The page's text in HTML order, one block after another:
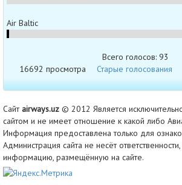
Air Baltic
Всего голосов: 93
16692 просмотра
Старые голосования
Сайтairways.uz © 2012 Является
сайтом и не имеет отношение к какой либо
Информация предоставлена только для
Администрация сайта не несёт
информацию, размещённую на сайте.